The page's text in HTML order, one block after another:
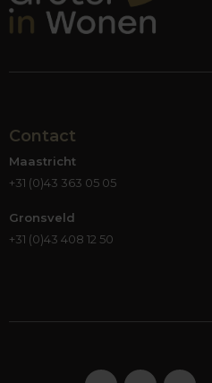
Contact
Maastricht
+31 (0)43 363 05 05
Gronsveld
+31 (0)43 408 12 50